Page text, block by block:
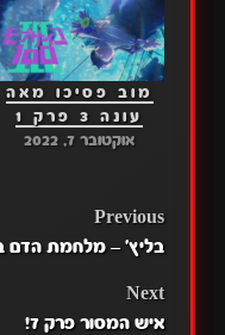
מוב פסיכו מאה
עונה 3 פרק 1
אוקטובר 7, 2022
POST
Previous
בליץ' – מלחמת הדם
Next
איש המסור פרק 7!